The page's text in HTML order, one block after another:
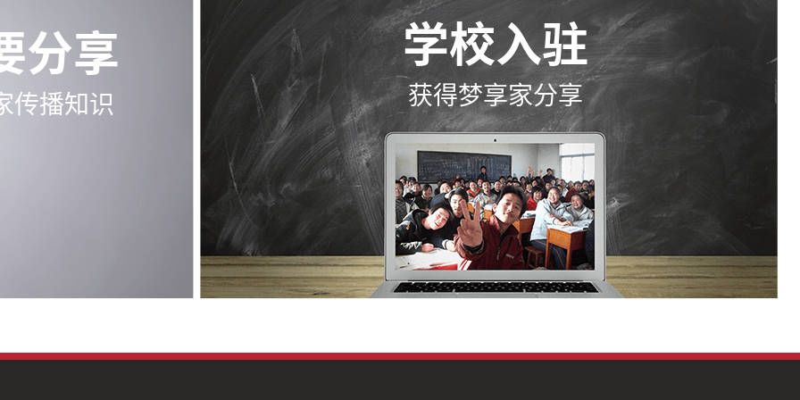
分享
传播知识
学校入驻
获得梦享家分享